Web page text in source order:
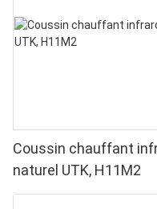
Coussin chauffant
naturel UTK, H11M2